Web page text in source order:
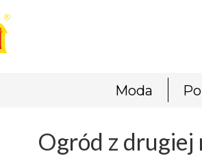
Moda
Ogród z drugiej